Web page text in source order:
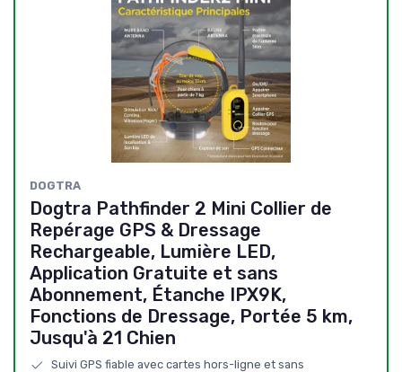
DOGTRA
Dogtra Pathfinder 2 Mini Collier de
Repérage GPS & Dressage
Rechargeable, Lumière LED,
Application Gratuite et sans
Abonnement, Étanche IPX9K,
Fonctions de Dressage, Portée 5 km,
Jusqu'à 21 Chien
Suivi GPS fiable avec cartes hors-ligne et sans